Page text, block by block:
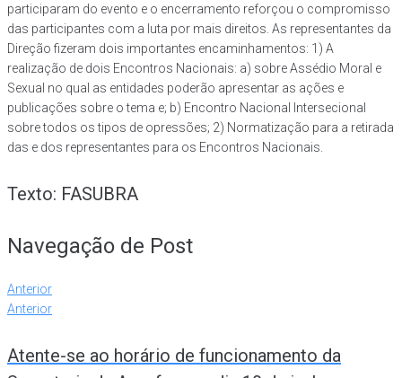
participaram do evento e o encerramento reforçou o compromisso
das participantes com a luta por mais direitos. As representantes da
Direção fizeram dois importantes encaminhamentos: 1) A
realização de dois Encontros Nacionais: a) sobre Assédio Moral e
Sexual no qual as entidades poderão apresentar as ações e
publicações sobre o tema e; b) Encontro Nacional Intersecional
sobre todos os tipos de opressões; 2) Normatização para a retirada
das e dos representantes para os Encontros Nacionais.
Texto: FASUBRA
Navegação de Post
Anterior
Anterior
Atente-se ao horário de funcionamento da